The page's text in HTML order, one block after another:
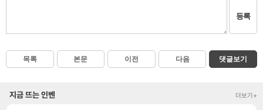
등록
목록 본문 이전 다음 댓글보기
지금 뜨는 인벤 더보기+